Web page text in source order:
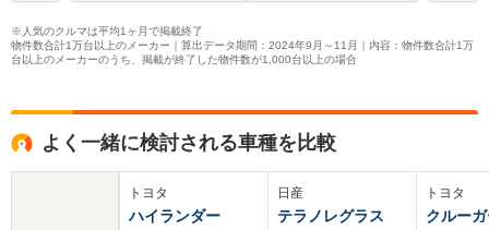
※人気のクルマは平均1ヶ月で掲載終了
物件数合計1万台以上のメーカー｜算出データ期間：2024年9月～11月｜内容：物件数合計1万
台以上のメーカーのうち、掲載が終了した物件数が1,000台以上の場合
よく一緒に検討される車種を比較
トヨタ
ハイランダー
日産
テラノレグラス
トヨタ
クルー